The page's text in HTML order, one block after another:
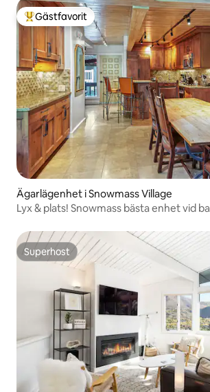
Populär gästfavorit
Gästfavorit
Ägarlägenhet i Snowmass Village
Lyx & plats! Snowmass bästa enhet vid
Superhost
Superhost